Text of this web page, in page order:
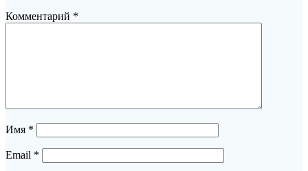
Комментарий *
Имя *
Email *